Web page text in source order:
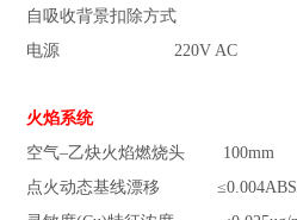
自吸收背景扣除方式
电源 220V AC
火焰系统
空气–乙炔火焰燃烧头 100mm
点火动态基线漂移 ≤0.004ABS/